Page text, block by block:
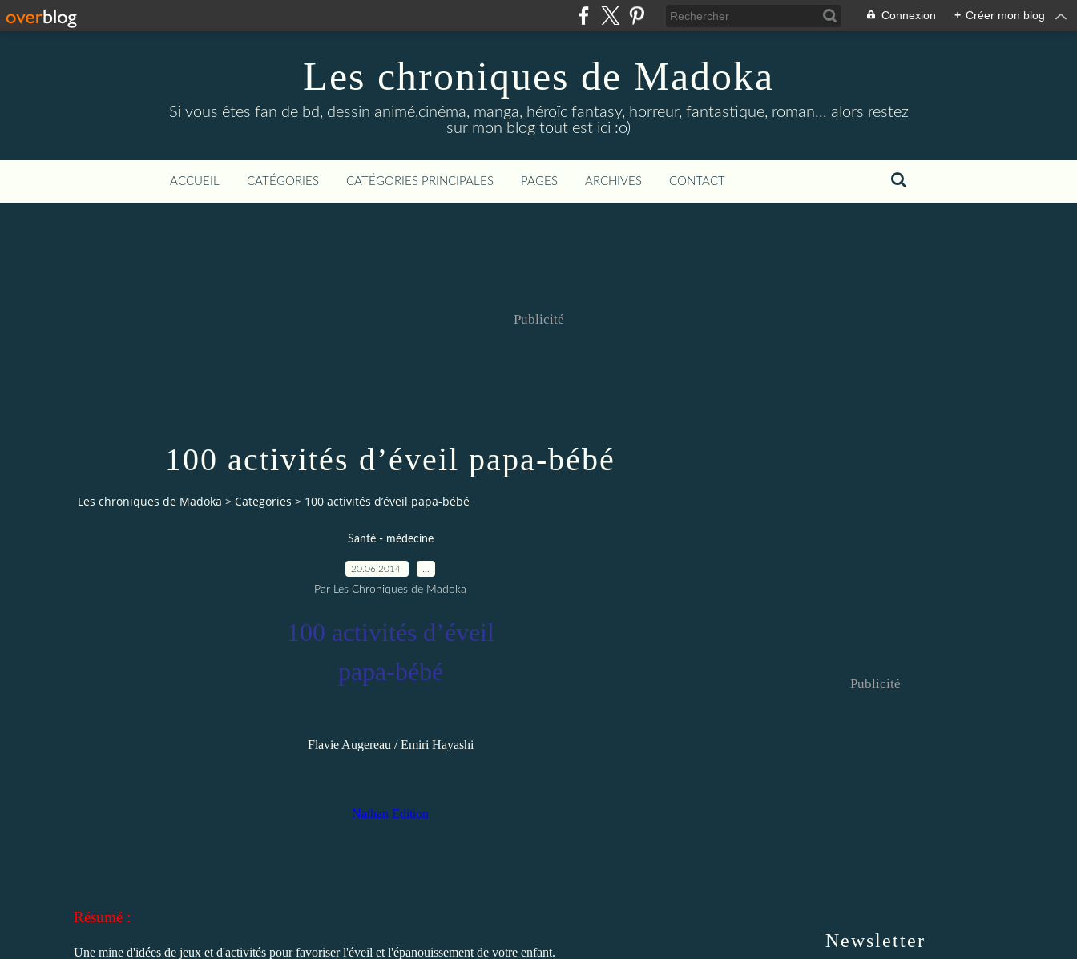
Connexion + Créer mon blog
Les chroniques de Madoka
Si vous êtes fan de bd, dessin animé,cinéma, manga, héroïc fantasy, horreur, fantastique, roman... alors restez
sur mon blog tout est ici :o)
ACCUEIL CATÉGORIES CATÉGORIES PRINCIPALES PAGES ARCHIVES CONTACT
Publicité
100 activités d’éveil papa-bébé
Les chroniques de Madoka > Categories > 100 activités d’éveil papa-bébé
Santé - médecine
20.06.2014
Par Les Chroniques de Madoka
100 activités d’éveil
papa-bébé
Flavie Augereau / Emiri Hayashi
Nathan Edition
Résumé :
Une mine d'idées de jeux et d'activités pour favoriser l'éveil et l'épanouissement de votre enfant.
Newsletter
Publicité